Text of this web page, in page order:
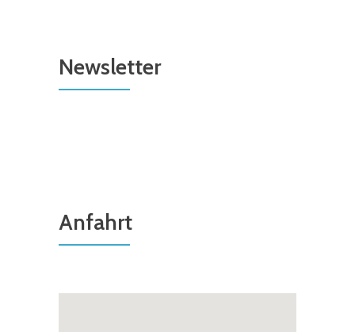
Newsletter
Anfahrt